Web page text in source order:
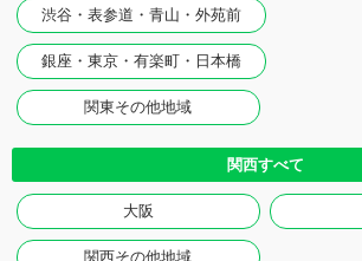
渋谷・表参道・青山・外苑前
銀座・東京・有楽町・日本橋
関東その他地域
関西すべて
大阪
関西その他地域